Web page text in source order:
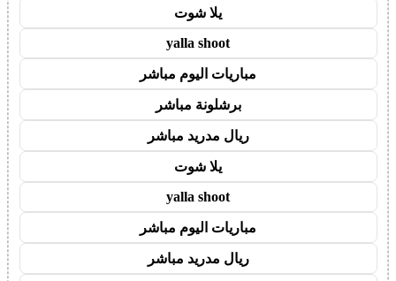
يلا شوت
yalla shoot
مباريات اليوم مباشر
برشلونة مباشر
ريال مدريد مباشر
يلا شوت
yalla shoot
مباريات اليوم مباشر
ريال مدريد مباشر